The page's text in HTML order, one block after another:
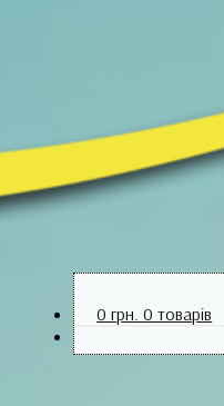
0грн. 0 товарів